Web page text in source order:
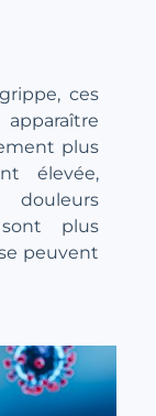
ces
plus
élevée,
plus
peuvent